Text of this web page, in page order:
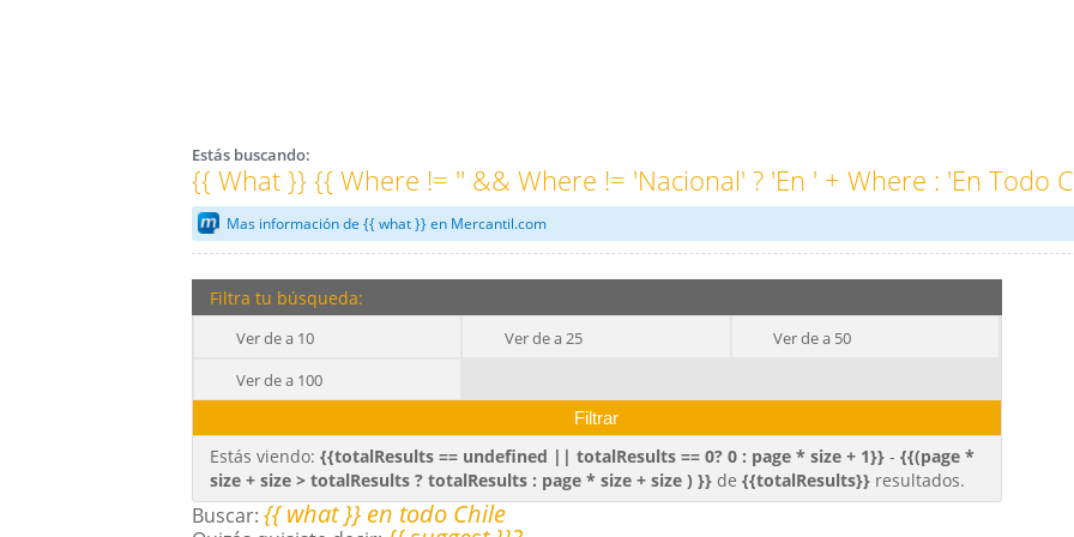
Estás buscando:
{{ What }} {{ Where != '' && Where != 'nacional' ? 'en ' + Where : 'en Todo
Mas información de {{ what }} en Mercantil.com
Filtra tu búsqueda:
Ver de a 10 Ver de a 25
Ver de a 50
Ver de a 100
Estás viendo: {{totalResults == undefined || totalResults == 0? 0 : page * size + 1}}- {{(page *
size + size > totalResults ? totalResults : page * size + size ) }}de {{totalResults}}resultados.
Buscar: {{ what }} en todo Chile